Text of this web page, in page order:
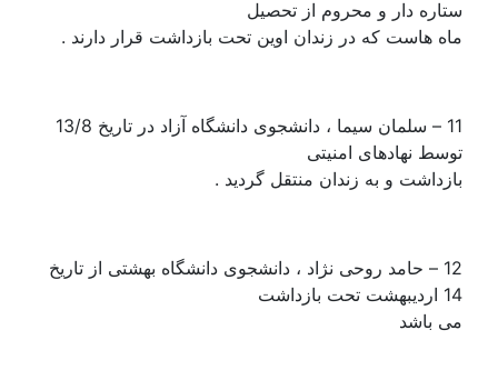
ستاره دار و محروم از تحصیل
ماه هاست که در زندان اوین تحت بازداشت قرار دارند .
11 – سلمان سیما ، دانشجوی دانشگاه آزاد در تاریخ 13/8
توسط نهادهای امنیتی
بازداشت و به زندان منتقل گردید .
12 – حامد روحی نژاد ، دانشجوی دانشگاه بهشتی از تاریخ
14 اردیبهشت تحت بازداشت
می باشد